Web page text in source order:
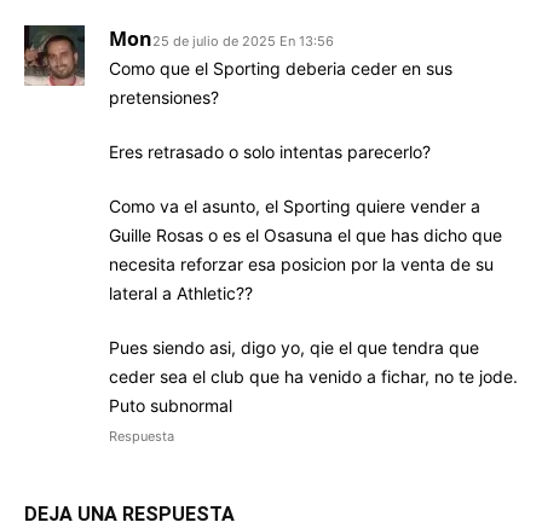
Mon25 de julio de 2025 En 13:56
Como que el Sporting deberia ceder en sus
pretensiones?
Eres retrasado o solo intentas parecerlo?
Como va el asunto, el Sporting quiere vender a
Guille Rosas o es el Osasuna el que has dicho que
necesita reforzar esa posicion por la venta de su
lateral a Athletic??
Pues siendo asi, digo yo, qie el que tendra que
ceder sea el club que ha venido a fichar, no te jode.
Puto subnormal
Respuesta
DEJA UNA RESPUESTA